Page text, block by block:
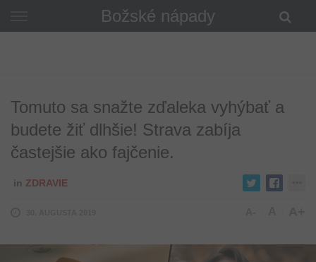
Božské nápady
Tomuto sa snažte zďaleka vyhýbať a
budete žiť dlhšie! Strava zabíja
častejšie ako fajčenie.
in ZDRAVIE